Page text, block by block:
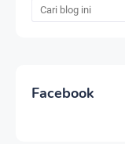
Facebook